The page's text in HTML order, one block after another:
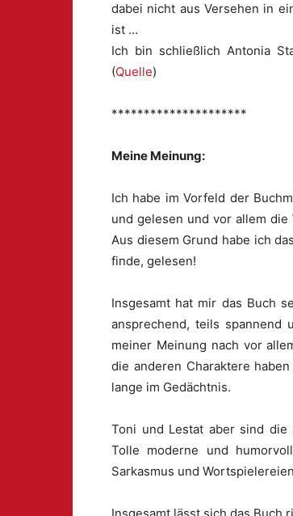
dabei nicht aus Versehen in
ist …
Ich bin schließlich Antonia
(Quelle)
*********************
Meine Meinung:
Ich habe im Vorfeld der
und gelesen und vor allem die
Aus diesem Grund habe ich
finde, gelesen!
Insgesamt hat mir das Buch
ansprechend, teils spannend
meiner Meinung nach vor
die anderen Charaktere
lange im Gedächtnis.
Toni und Lestat aber sind die
Tolle moderne und
Sarkasmus und